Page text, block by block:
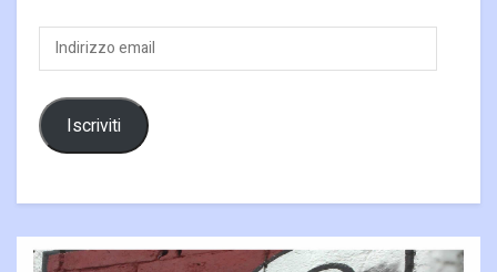
Indirizzo
email
Iscriviti